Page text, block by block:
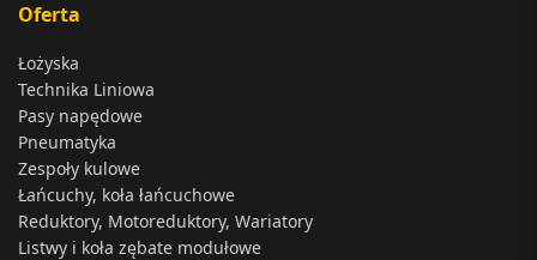
Oferta
Łożyska
Technika Liniowa
Pasy napędowe
Pneumatyka
Zespoły kulowe
Łańcuchy, koła łańcuchowe
Reduktory, Motoreduktory, Wariatory
Listwy i koła zębate modułowe